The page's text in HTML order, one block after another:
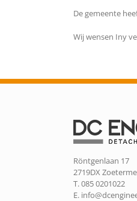
De gemeente
Wij wensen Iny
Röntgenlaan 17
2719DX
T. 085 0201022
E.